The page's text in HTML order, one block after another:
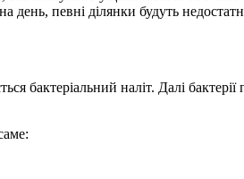
день, певні ділянки будуть
бактеріальний наліт. Далі